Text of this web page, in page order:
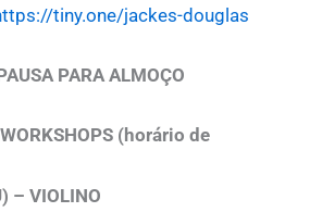
tiny.one/jackes-douglas
PARA ALMOÇO
WORKSHOPS (horário de
– VIOLINO